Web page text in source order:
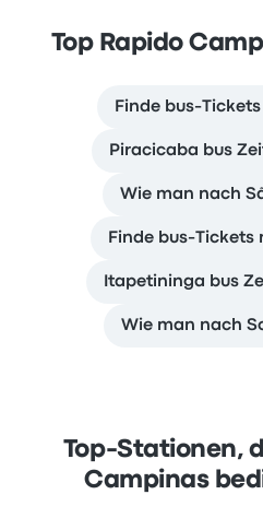
Top Rapido
Finde bus-
Piracicaba bus
Wie man nach
Finde bus-Tickets
Itapetininga bus
Wie man nach
Top-Stationen,
Campinas